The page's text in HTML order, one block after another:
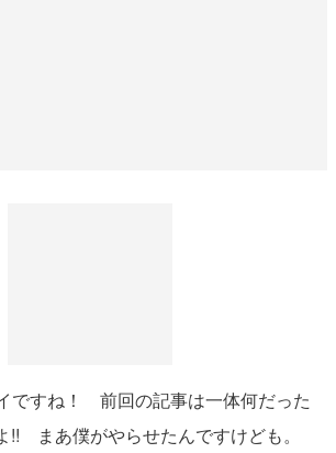
ですね！ 前回の記事は一体何だった
!! まあ僕がやらせたんですけども。